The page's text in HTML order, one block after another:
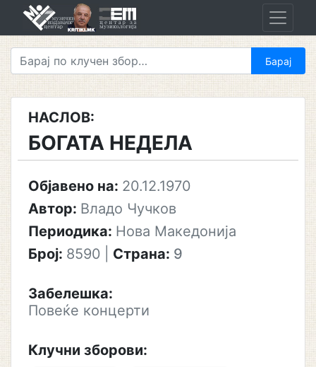
НАСЛОВ:
БОГАТА НЕДЕЛА
Објавено на: 20.12.1970
Автор: Владо Чучков
Периодика: Нова Македонија
Број: 8590 Страна: 9
Забелешка:
Повеќе концерти
Клучни зборови: